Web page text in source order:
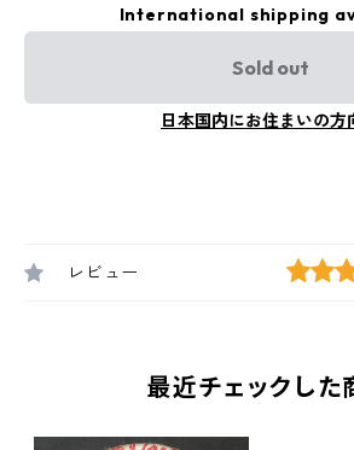
International shipping
Sold out
日本国内にお住まいの方
レビュー
最近チェックした